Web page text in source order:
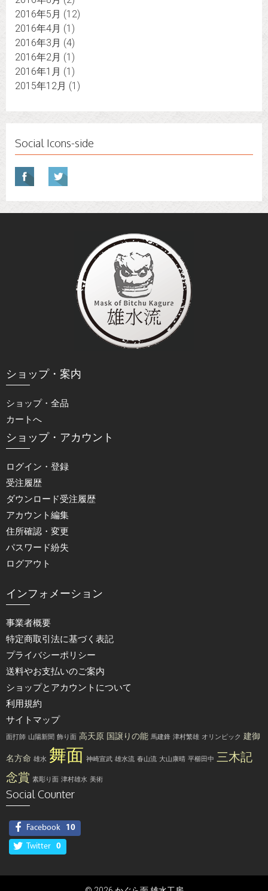
2016年5月 (12)
2016年4月 (1)
2016年3月 (4)
2016年2月 (1)
2016年1月 (1)
2015年12月 (1)
Social Icons-side
ショップ・案内
ショップ・全品
カートへ
ショップ・アカウント
ログイン・登録
受注履歴
ダウンロード受注履歴
アカウント編集
住所確認・変更
パスワード紛失
ログアウト
インフォメーション
事業者概要
特定商取引法に基づく表記
プライバシーポリシー
送料やお支払いのご案内
ショップとアカウントについて
利用規約
サイトマップ
面打師 山陽新聞 飾り面 高天原 国譲りの能 馬建鋒 津村繁雄 オリンピック 建御
名方命 雄水 舞面 神崎宣武 雄水流 春山流 大山康晴 平櫛田中 三木記
念賞 素彫り面 津村雄水 美術
Social Counter
Facebook 10
Twitter 0